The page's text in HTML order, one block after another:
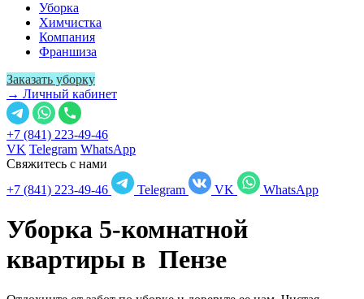
Уборка
Химчистка
Компания
Франшиза
Заказать уборку
→ Личный кабинет
+7 (841) 223-49-46
VK Telegram WhatsApp
Свяжитесь с нами
+7 (841) 223-49-46
Telegram VK WhatsApp
Уборка 5-комнатной
квартиры в Пензе